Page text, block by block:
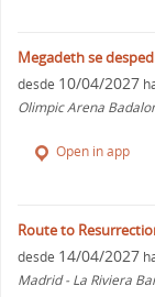
Megadeth se
desde 10/04/2027
Olimpic Arena
Open in app
Route to
desde 14/04/2027
Madrid - La Riviera